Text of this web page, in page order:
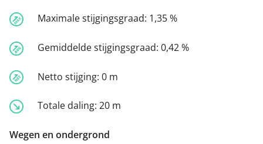
Maximale stijgingsgraad: 1,35 %
Gemiddelde stijgingsgraad: 0,42 %
Netto stijging: 0 m
Totale daling: 20 m
Wegen en ondergrond